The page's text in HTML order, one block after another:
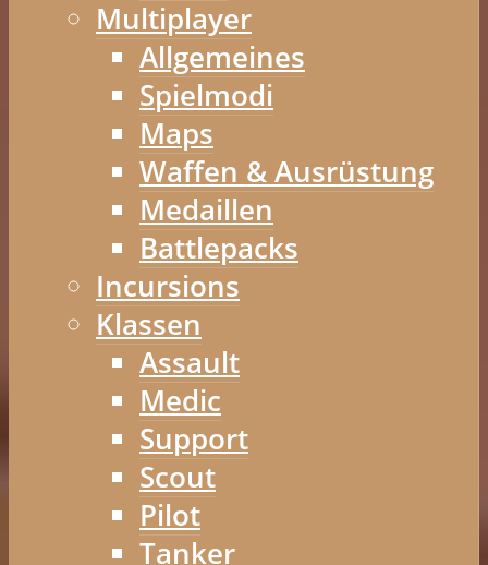
Multiplayer
Allgemeines
Spielmodi
Maps
Waffen & Ausrüstung
Medaillen
Battlepacks
Incursions
Klassen
Assault
Medic
Support
Scout
Pilot
Tanker